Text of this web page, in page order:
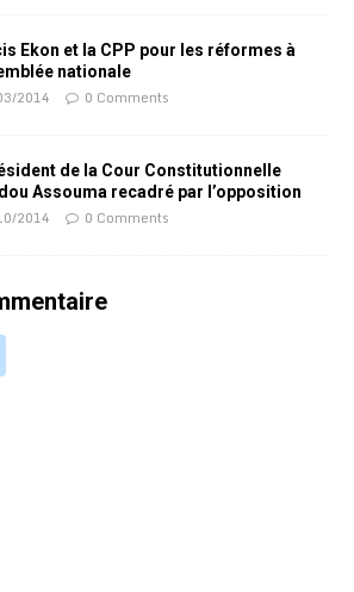
Ekon et la CPP pour les réformes à
nationale
2014 0 Comments
de la Cour Constitutionnelle
Assouma recadré par l’opposition
2014 0 Comments